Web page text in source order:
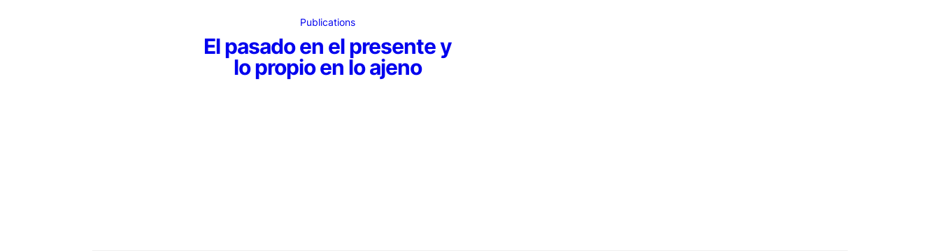
Publications
El pasado en el presente y
lo propio en lo ajeno